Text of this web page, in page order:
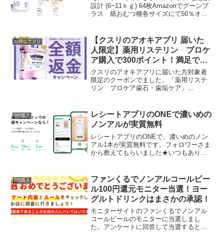
設計 (6~11ｋｇ) 64枚Amazonでグーンプ
ラス 紙おむつ種各サイズにて50％オフ
お得なアプリ
【クスリのアオキアプリ 届いた
人限定】薬用リステリン プロケ
ア購入で300ポイント！満足でき
なかったら全額返金キャンペーン
もあり
クスリのアオキアプリに届いた方対象者
限定のクーポンでました。「薬用リステ
リン プロケア歯石・歯垢ケア」
を取得してレジでバーコードを表示させ
ると1000ml...
0円購入
レシートアプリのONEで濃いめの
ノンアルが実質無料
レシートアプリのONEで、濃いめのノン
アル1本が実質無料です。フォロワーさま
から教えてもらいました★いつもありが
スーパーやコンビニ、ドラストで購入し
たレシートでも対象で...
0円購入
ファンくるでノンアルコールビー
ル100円還元モニター当選！ヨー
グルトドリンクはまさかの承認！
モニターサイトのファンくるでノンアル
コールビールのモニターに当選しまし
た。アンケートに回答して当選すると、